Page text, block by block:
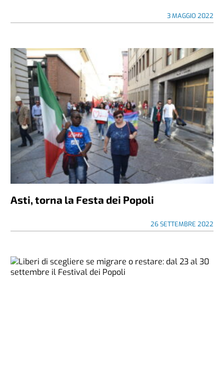
3 MAGGIO 2022
Asti, torna la Festa dei Popoli
26 SETTEMBRE 2022